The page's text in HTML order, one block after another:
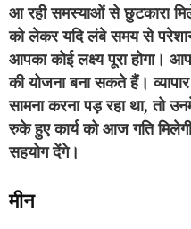
आ रही समस्याओं से छुटकारा
को लेकर यदि लंबे समय से
आपका कोई लक्ष्य पूरा होगा।
की योजना बना सकते हैं।
सामना करना पड़ रहा था,
रुके हुए कार्य को आज गति
सहयोग देंगे।
मीन